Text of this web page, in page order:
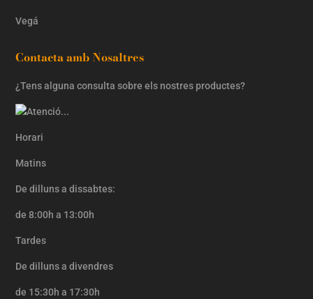
Vegá
Contacta amb Nosaltres
¿Tens alguna consulta sobre els nostres productes?
Horari
Matins
De dilluns a dissabtes:
de 8:00h a 13:00h
Tardes
De dilluns a divendres
de 15:30h a 17:30h